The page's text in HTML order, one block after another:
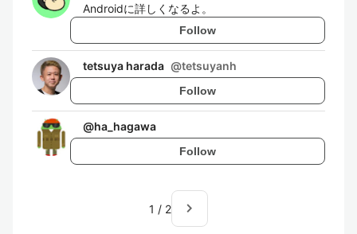
Androidに詳しくなるよ。
Follow
tetsuya harada @tetsuyanh
Follow
@ha_hagawa
Follow
1 / 2 navigate_next